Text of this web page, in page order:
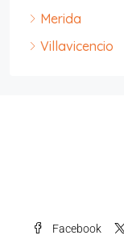
Merida
Villavicencio
Facebook